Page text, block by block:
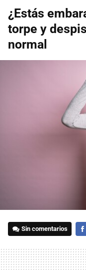
¿Estás
torpe y
normal
Sin comentarios